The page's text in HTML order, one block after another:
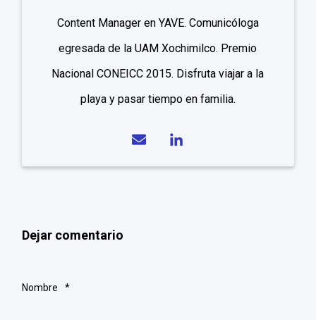
Content Manager en YAVE. Comunicóloga
egresada de la UAM Xochimilco. Premio
Nacional CONEICC 2015. Disfruta viajar a la
playa y pasar tiempo en familia.
Dejar comentario
Nombre *